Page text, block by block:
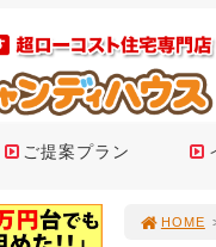
ご提案プラン
HOME